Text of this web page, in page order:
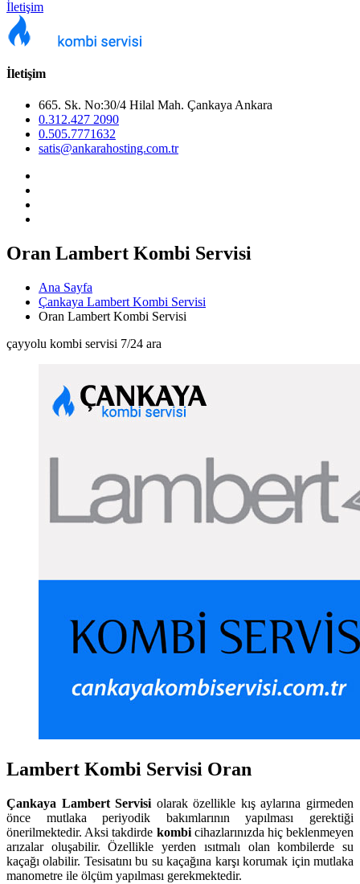
İletişim
İletişim
665. Sk. No:30/4 Hilal Mah. Çankaya Ankara
0.312.427 2090
0.505.7771632
satis@ankarahosting.com.tr
Oran Lambert Kombi Servisi
Ana Sayfa
Çankaya Lambert Kombi Servisi
Oran Lambert Kombi Servisi
çayyolu kombi servisi 7/24 ara
Lambert Kombi Servisi Oran
Çankaya Lambert Servisi olarak özellikle kış aylarına girmeden
önce mutlaka periyodik bakımlarının yapılması gerektiği
önerilmektedir. Aksi takdirde kombicihazlarınızda hiç beklenmeyen
arızalar oluşabilir. Özellikle yerden ısıtmalı olan kombilerde su
kaçağı olabilir. Tesisatını bu su kaçağına karşı korumak için mutlaka
manometre ile ölçüm yapılması gerekmektedir.